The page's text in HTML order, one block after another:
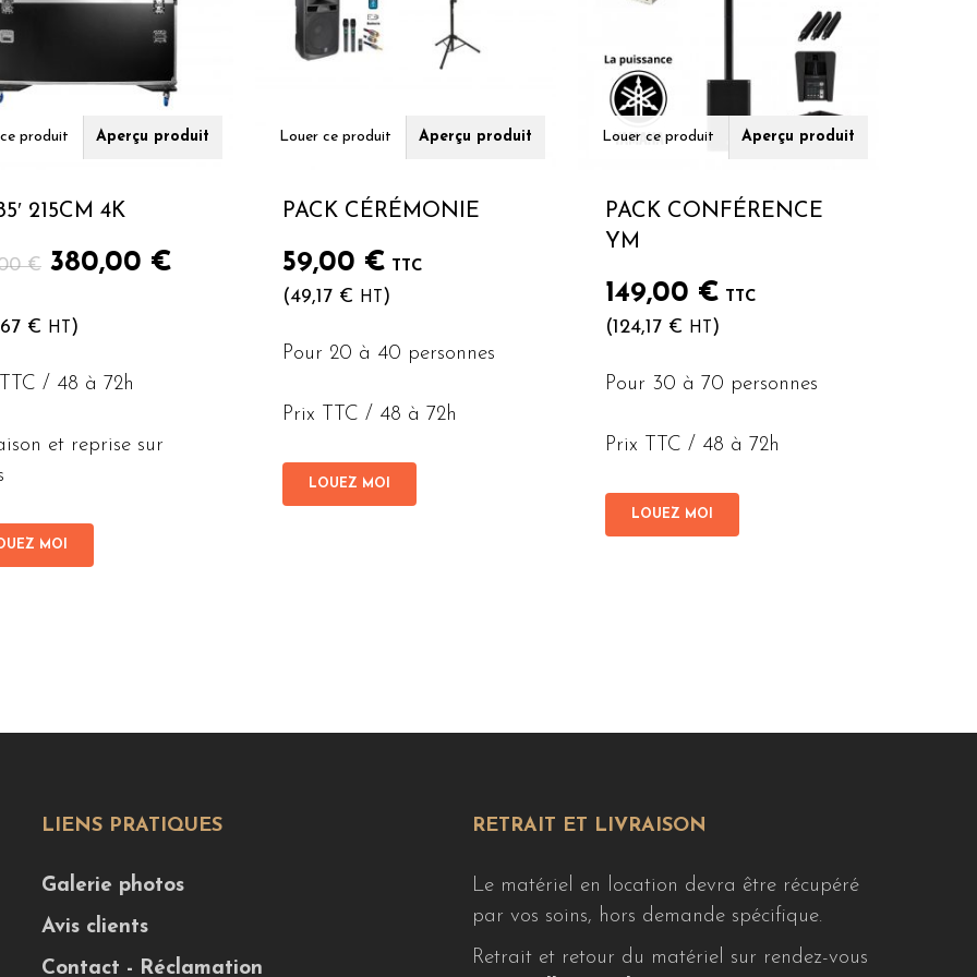
produit Aperçu produit
215CM 4K
€ Le
initial
580,00 €.
380,00 €
€ HT )
/ 48 à 72h
et reprise sur
MOI
Louer ce produit Aperçu produit
PACK CÉRÉMONIE
59,00 € TTC
(49,17 € HT )
Pour 20 à 40 personnes
Prix TTC / 48 à 72h
LOUEZ MOI
Louer ce produit Aperçu produit
PACK CONFÉRENCE
YM
149,00 € TTC
(124,17 € HT )
Pour 30 à 70 personnes
Prix TTC / 48 à 72h
LOUEZ MOI
LIENS PRATIQUES
Galerie photos
Avis clients
Contact - Réclamation
RETRAIT ET LIVRAISON
Le matériel en location devra être récupéré
par vos soins, hors demande spécifique.
Retrait et retour du matériel sur rendez-vous